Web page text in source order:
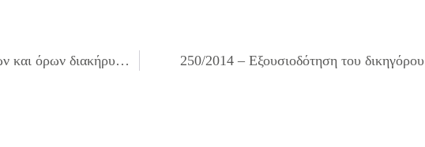
248/2014 – Έγκριση πίστωσης, τεχνικών προδιαγραφών και όρων διακήρυξης για την «Προμήθεια εξοπλισμού για την λειτουργία του Παιδικού Σταθμού στο Ο.Τ. 6» 250/2014 – Εξουσιοδότηση του